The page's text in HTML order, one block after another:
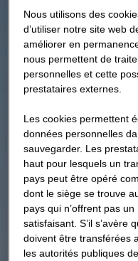
Nous utilisons des
d’utiliser notre site web
améliorer en
nous permettent de
personnelles et cette
prestataires externes.
Les cookies permettent
données personnelles
sauvegarder. Les
haut pour lesquels un
pays peut être opéré
dont le siège se trouve
pays qui n’offrent pas
satisfaisant. S’il s’avère
doivent être transférées
les autorités publiques